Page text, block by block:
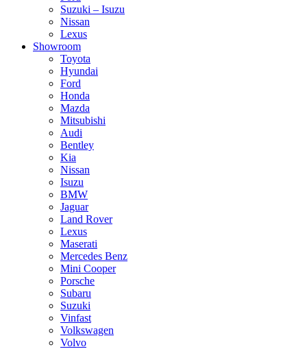
Suzuki – Isuzu
Nissan
Lexus
Showroom
Toyota
Hyundai
Ford
Honda
Mazda
Mitsubishi
Audi
Bentley
Kia
Nissan
Isuzu
BMW
Jaguar
Land Rover
Lexus
Maserati
Mercedes Benz
Mini Cooper
Porsche
Subaru
Suzuki
Vinfast
Volkswagen
Volvo